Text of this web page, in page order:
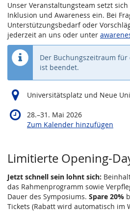
Unser Veranstaltungsteam setzt
Inklusion und Awareness ein. Bei
Unterstützungsbedarf oder
jederzeit an uns oder unter
Der Buchungszeitraum
ist beendet.
Universitätsplatz und Neue
28.–bis
31. Mai 2026
Zum Kalender hinzufügen
Produkte
Limitierte Opening-
Jetzt schnell sein lohnt sich:
das Rahmenprogramm sowie
Dauer des Symposiums. Spare 20%
Tickets (Rabatt wird automatisch im